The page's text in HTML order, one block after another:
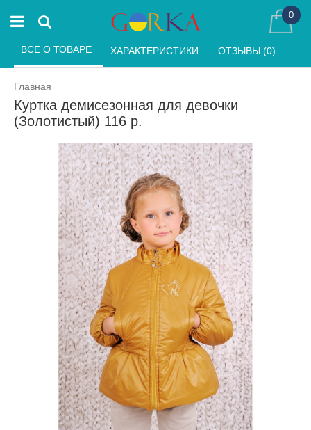
0
Главная
Куртка демисезонная для девочки
(Золотистый) 116 р.
ВСЕ О ТОВАРЕ ХАРАКТЕРИСТИКИ ОТЗЫВЫ (0)